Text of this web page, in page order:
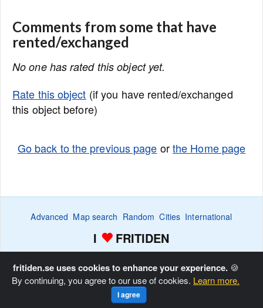
Comments from some that have
rented/exchanged
No one has rated this object yet.
Rate this object (if you have rented/exchanged
this object before)
Go back to the previous page orthe Home page
Advanced Map search Random Cities International
I FRITIDEN
Copyright © Fritiden Sverige AB. All rights reserved. Privacy
and Cookie Policy
fritiden.se uses cookies to enhance your experience.🍪
By continuing, you agree to our use of cookies. Learn more.
I agree